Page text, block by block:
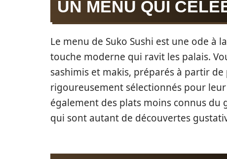
UN MENU QUI
Le menu de Suko Sushi est une ode à
touche moderne qui ravit les palais.
sashimis et makis, préparés à partir
rigoureusement sélectionnés pour
également des plats moins connus du
qui sont autant de découvertes